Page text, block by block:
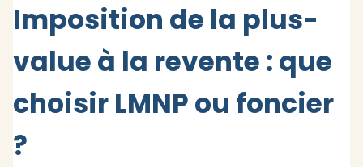
Imposition de la plus-
value à la revente : que
choisir LMNP ou foncier
?